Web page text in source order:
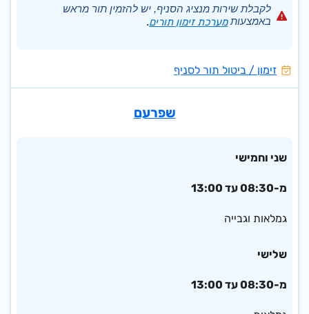
לקבלת שירות מנציג הסניף, יש להזמין תור מראש
באמצעותמערכת זימון תורים.
זימון / ביטול תור לסניף
שפרעם
שני וחמישי
מ-08:30 עד 13:00
גמלאות וגבייה
שלישי
מ-08:30 עד 13:00